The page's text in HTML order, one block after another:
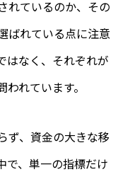
れているのか、その
ばれている点に注意
はなく、それぞれが
われています。
ず、資金の大きな移
で、単一の指標だけ